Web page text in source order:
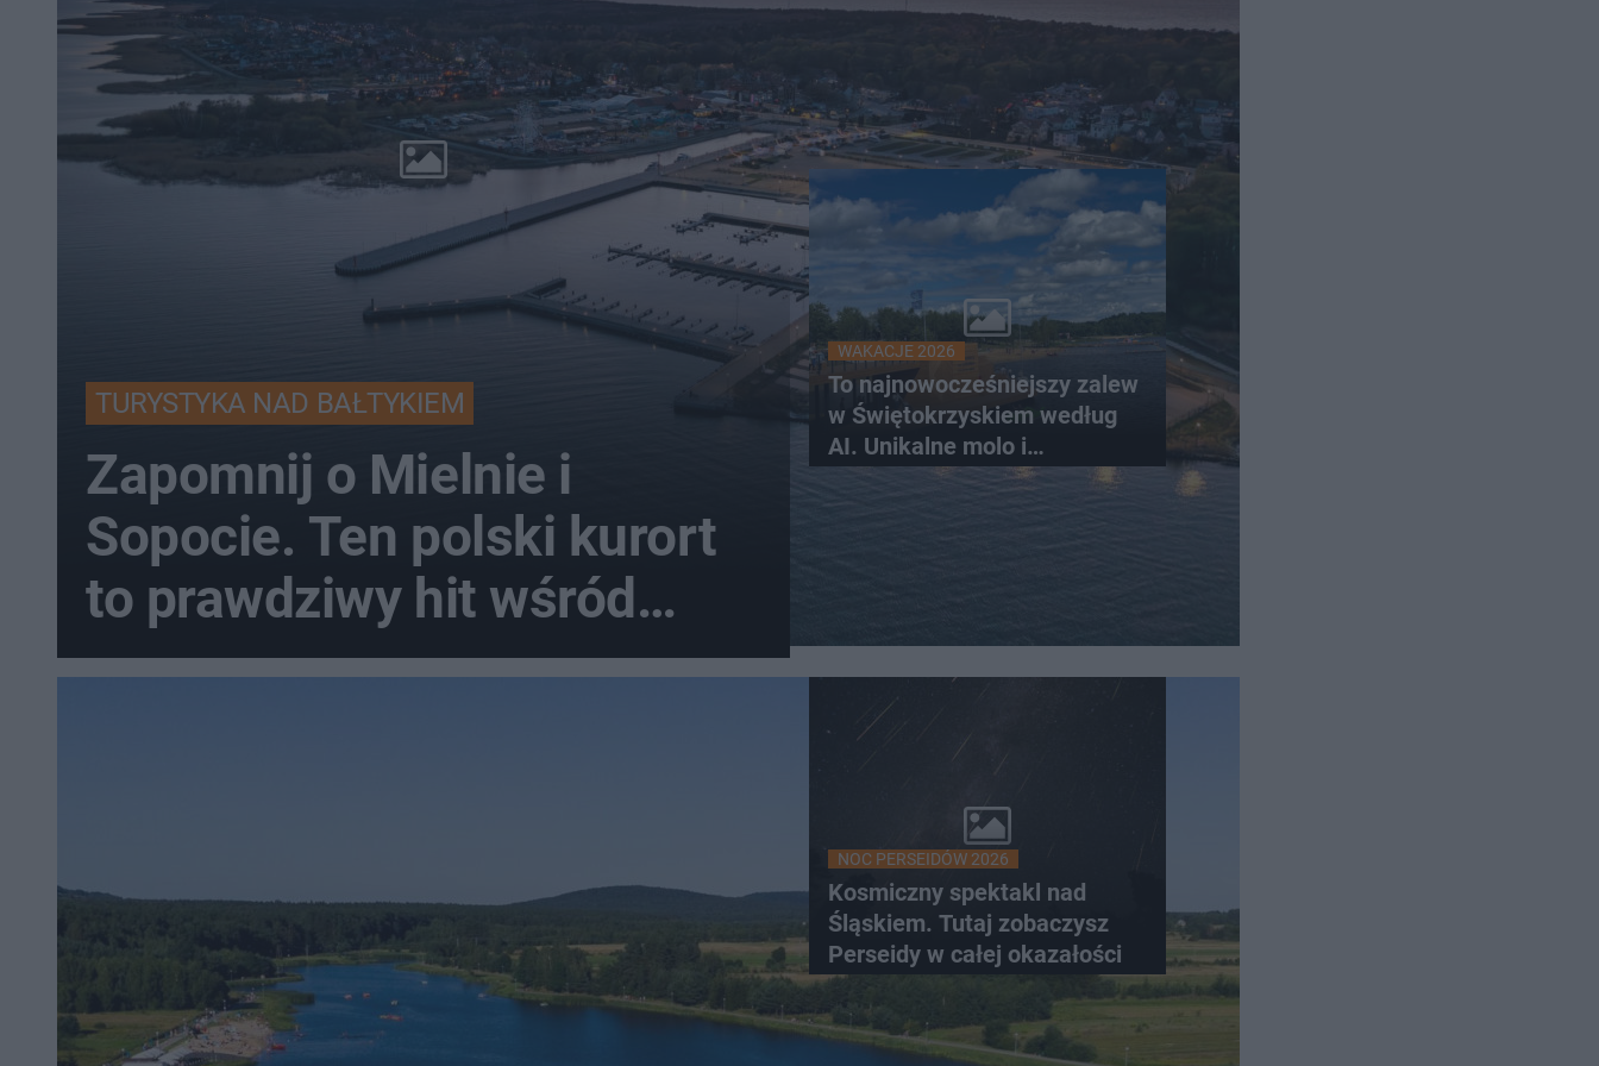
TURYSTYKA NAD BAŁTYKIEM
Zapomnij o Mielnie i
Sopocie. Ten polski kurort
to prawdziwy hit wśród
turystów
WAKACJE 2026
To najnowocześniejszy zalew
w Świętokrzyskiem według
AI. Unikalne molo i
promenada
NOC PERSEIDÓW 2026
Kosmiczny spektakl nad
Śląskiem. Tutaj zobaczysz
Perseidy w całej okazałości